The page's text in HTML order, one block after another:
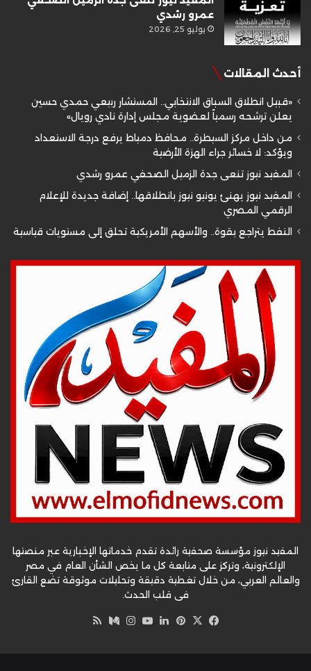
عمرو رشدي
يوليو 25, 2026
أحدث المقالات
«قبيل انطلاق السباق الانتخابي.. المستشار ربيعي حمدي حسين
يعلن ترشحه رسمياً لعضوية مجلس إدارة نادي رويال»
من داخل مركز السيطرة.. محافظ دمياط يرفع درجة الاستعداد
ويؤكد: لا خسائر جراء الهزة الأرضية
المفيد نيوز تنعى جدة الزميل الصحفي عمرو رشدي
المفيد نيوز يهنئ يونيو نيوز بانطلاقها.. إضافة جديدة للإعلام
الرقمي المصري
النفط يتراجع بقوة.. والأسهم الأمريكية تحلق إلى مستويات قياسية
المفيد نيوز مؤسسة صحفية رائدة تقدم خدماتها الإخبارية عبر منصتها
الإلكترونية، وتركز على متابعة كل ما يخص الشأن العام في مصر
والعالم العربي، من خلال تغطية دقيقة وتحليلات موثوقة تضع القارئ
في قلب الحدث.
فيسبوك
‫X بينتيريست
لينكدإن‫YouTube
انستقرام
وسط